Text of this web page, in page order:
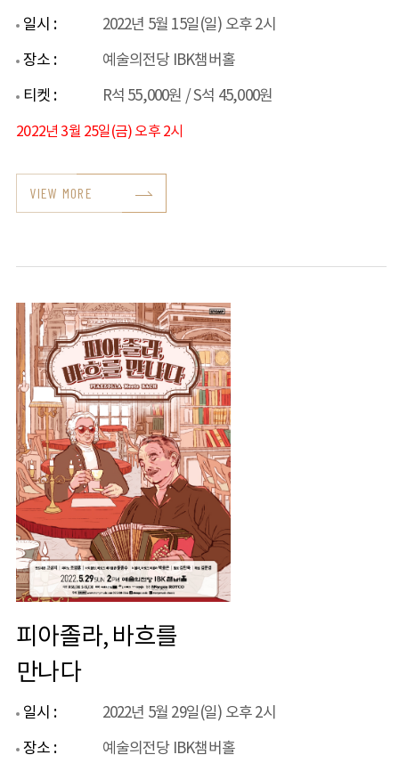
기행
일시 :
2022년 5월 15일(일) 오후 2시
장소 :
예술의전당 IBK챔버홀
티켓 :
R석 55,000원 / S석 45,000원
2022년 3월 25일(금) 오후 2시
VIEW MORE
피아졸라, 바흐를
만나다
일시 :
2022년 5월 29일(일) 오후 2시
장소 :
예술의전당 IBK챔버홀